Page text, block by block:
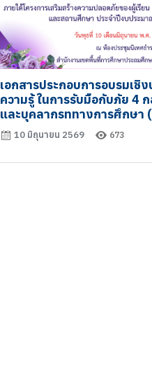
เอกสารประกอบการอบรมเชิ
ความรู้ ในการรับมือกับภัย 4
และบุคลากรททางการศึกษา
10 มิถุนายน 2569 673